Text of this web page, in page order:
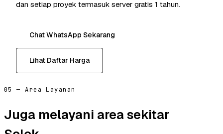
dan setiap proyek termasuk server gratis 1 tahun.
Chat WhatsApp Sekarang
Lihat Daftar Harga
05 — Area Layanan
Juga melayani area sekitar